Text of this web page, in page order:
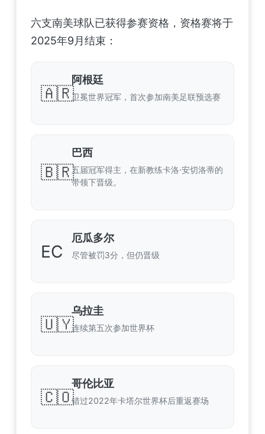
六支南美球队已获得参赛资格，资格赛将于
2025年9月结束：
🇦🇷
阿根廷
卫冕世界冠军，首次参加南美足联预选赛
🇧🇷
巴西
五届冠军得主，在新教练卡洛·安切洛蒂的
带领下晋级。
EC
厄瓜多尔
尽管被罚3分，但仍晋级
🇺🇾
乌拉圭
连续第五次参加世界杯
🇨🇴
哥伦比亚
错过2022年卡塔尔世界杯后重返赛场